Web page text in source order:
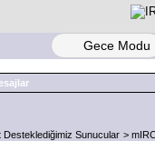
Gece Modu
Desteklediğimiz Sunucular >